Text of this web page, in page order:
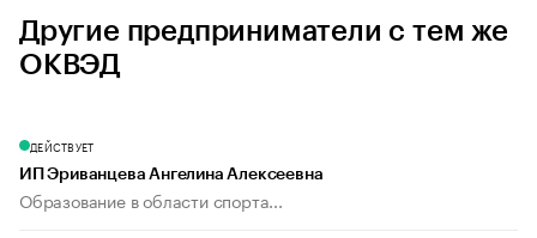
Другие предприниматели с тем же
ОКВЭД
ДЕЙСТВУЕТ
ИП Эриванцева Ангелина Алексеевна
Образование в области спорта...